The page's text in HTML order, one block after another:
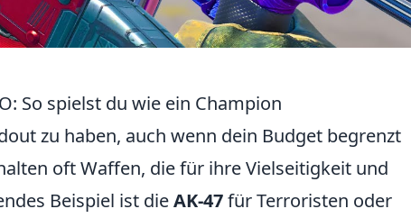
So spielst du wie ein Champion
zu haben, auch wenn dein Budget begrenzt
oft Waffen, die für ihre Vielseitigkeit und
Beispiel ist dieAK-47für Terroristen oder